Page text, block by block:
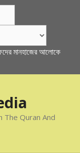
মানহাজের আলোকে
The Quran And